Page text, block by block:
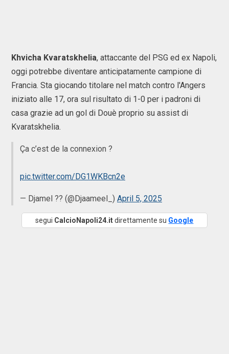
Khvicha Kvaratskhelia, attaccante del PSG ed ex Napoli,
oggi potrebbe diventare anticipatamente campione di
Francia. Sta giocando titolare nel match contro l'Angers
iniziato alle 17, ora sul risultato di 1-0 per i padroni di
casa grazie ad un gol di Douè proprio su assist di
Kvaratskhelia.
Ça c’est de la connexion ?
pic.twitter.com/DG1WKBcn2e
— Djamel ?? (@Djaameel_) April 5, 2025
segui CalcioNapoli24.itdirettamente su Google